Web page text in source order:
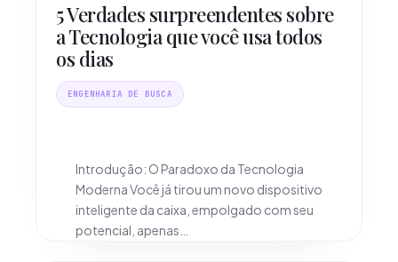
5 Verdades surpreendentes sobre
a Tecnologia que você usa todos
os dias
ENGENHARIA DE BUSCA
Introdução: O Paradoxo da Tecnologia
Moderna Você já tirou um novo dispositivo
inteligente da caixa, empolgado com seu
potencial, apenas…